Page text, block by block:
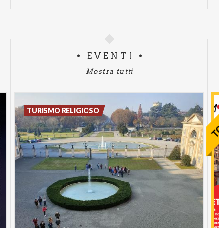
EVENTI
Mostra tutti
TURISMO RELIGIOSO